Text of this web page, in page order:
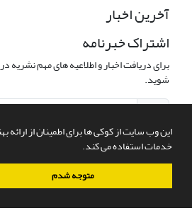
این وب سایت از کوکی ها برای اطمینان از ارائه
خدمات استفاده می کند.
متوجه شدم
آخرین اخبار
اشتراک خبرنامه
برای دریافت اخبار و اطلاعیه های مهم
شوید.
سامانه مدیریت نشریات علمی.طراحی و پیاده